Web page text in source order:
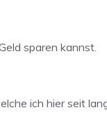
sparen kannst.
ich hier seit